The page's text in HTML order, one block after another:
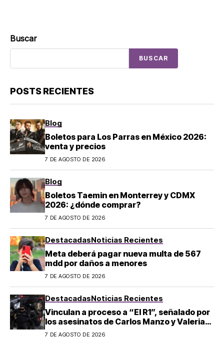
Buscar
BUSCAR
POSTS RECIENTES
Blog
Boletos para Los Parras en México 2026:
venta y precios
7 DE AGOSTO DE 2026
Blog
Boletos Taemin en Monterrey y CDMX
2026: ¿dónde comprar?
7 DE AGOSTO DE 2026
DestacadasNoticias Recientes
Meta deberá pagar nueva multa de 567
mdd por daños a menores
7 DE AGOSTO DE 2026
DestacadasNoticias Recientes
Vinculan a proceso a “El R1”, señalado por
los asesinatos de Carlos Manzo y Valeria
Márquez
7 DE AGOSTO DE 2026